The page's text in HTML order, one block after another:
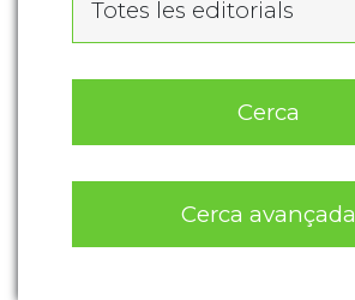
Totes les editorials
Cerca
Cerca avançada